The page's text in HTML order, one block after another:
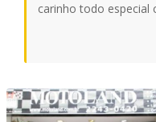
carinho todo especial